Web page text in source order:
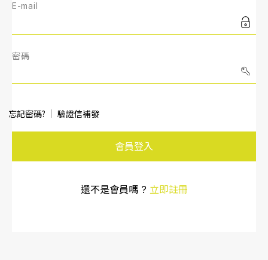
E-mail
密碼
忘記密碼? 驗證信補發
會員登入
還不是會員嗎 ? 立即註冊